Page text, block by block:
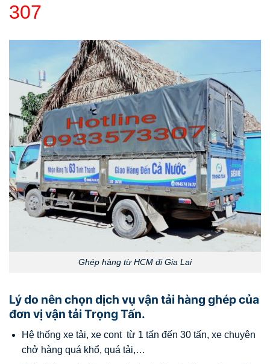
307
Ghép hàng từ HCM đi Gia Lai
Lý do nên chọn dịch vụ vận tải hàng ghép của
đơn vị vận tải Trọng Tấn.
Hệ thống xe tải, xe cont từ 1 tấn đến 30 tấn, xe chuyên
chở hàng quá khổ, quá tải,…